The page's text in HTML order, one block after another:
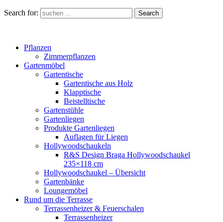
Search for: Search
Pflanzen
Zimmerpflanzen
Gartenmöbel
Gartentische
Gartentische aus Holz
Klapptische
Beistelltische
Gartenstühle
Gartenliegen
Produkte Gartenliegen
Auflagen für Liegen
Hollywoodschaukeln
R&S Design Braga Hollywoodschaukel
235×118 cm
Hollywoodschaukel – Übersicht
Gartenbänke
Loungemöbel
Rund um die Terrasse
Terrassenheizer & Feuerschalen
Terrassenheizer